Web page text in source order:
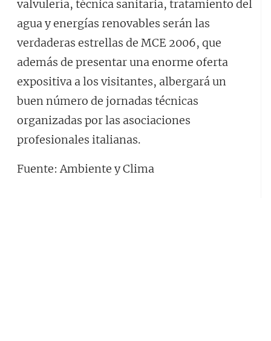
valvulería, técnica sanitaria, tratamiento del
agua y energías renovables serán las
verdaderas estrellas de MCE 2006, que
además de presentar una enorme oferta
expositiva a los visitantes, albergará un
buen número de jornadas técnicas
organizadas por las asociaciones
profesionales italianas.
Fuente: Ambiente y Clima